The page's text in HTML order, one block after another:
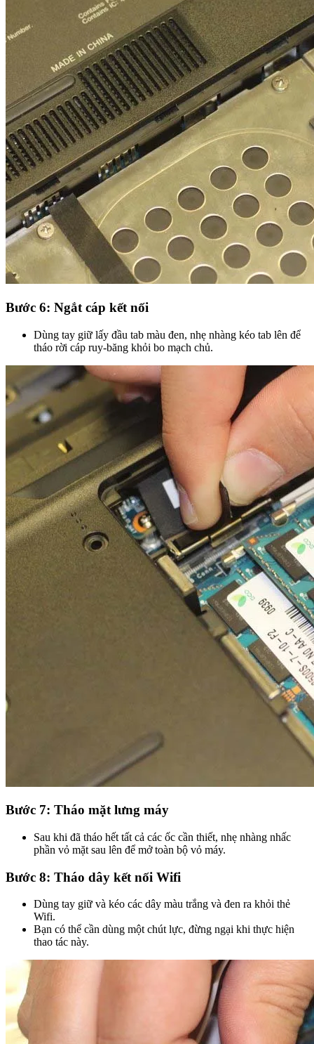
Bước 6: Ngắt cáp kết nối
Dùng tay giữ lấy đầu tab màu đen, nhẹ nhàng kéo tab lên để
tháo rời cáp ruy-băng khỏi bo mạch chủ.
Bước 7: Tháo mặt lưng máy
Sau khi đã tháo hết tất cả các ốc cần thiết, nhẹ nhàng nhấc
phần vỏ mặt sau lên để mở toàn bộ vỏ máy.
Bước 8: Tháo dây kết nối Wifi
Dùng tay giữ và kéo các dây màu trắng và đen ra khỏi thẻ
Wifi.
Bạn có thể cần dùng một chút lực, đừng ngại khi thực hiện
thao tác này.